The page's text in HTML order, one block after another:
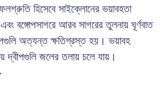
হিসেবে সাইক্লোনের ভয়াবহতা
বঙ্গোপসাগরে আরব সাগরের তুলনায় ঘূর্ণবাত
অত্যন্ত ক্ষতিগ্রস্ত হয়। ভয়াবহ
দ্বীপগুলি জলের তলায় চলে যায়।